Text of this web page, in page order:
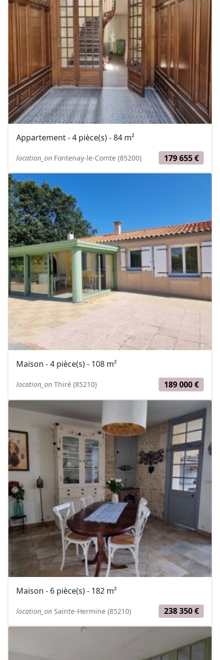
Appartement - 4 pièce(s) - 84 m²
location_on Fontenay-le-Comte (85200) 179 655 €
Maison - 4 pièce(s) - 108 m²
location_on Thiré (85210) 189 000 €
Maison - 6 pièce(s) - 182 m²
location_on Sainte-Hermine (85210) 238 350 €